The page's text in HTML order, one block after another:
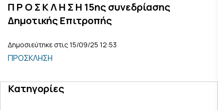
Π Ρ Ο Σ Κ Λ Η Σ Η 15ης συνεδρίασης
Δημοτικής Επιτροπής
Δημοσιεύτηκε στις 15/09/25 12:53
ΠΡΟΣΚΛΗΣΗ
Κατηγορίες